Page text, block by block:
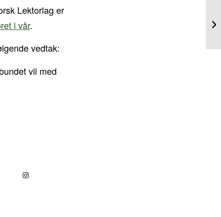
Lektorlag er
i vår.
vedtak:
vil med